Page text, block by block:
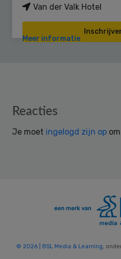
Van der Valk Hotel
Meer informatie
Reader
Reacties
Je moet ingelogd zijn op
© 2026 | BSL Media & Learning,